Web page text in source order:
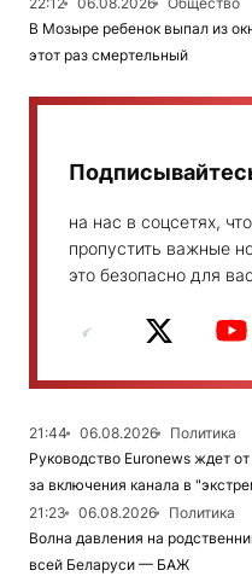
В Мозыре ребенок выпал из
этот раз смертельный
на нас в соцсетях,
пропустить важные
это безопасно для
21:44 06.08.2026
Политика
Руководство Euronews ждет
за включения канала в
21:23
06.08.2026
Политика
Волна давления на
всей Беларуси — БАЖ